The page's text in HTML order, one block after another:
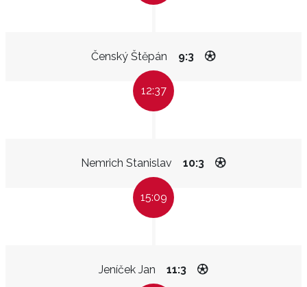
Čenský Štěpán 9:3
12:37
Nemrich Stanislav 10:3
15:09
Jeníček Jan 11:3